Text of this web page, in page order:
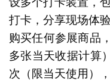
打卡，分享现场体
购买任何参展商品
多张当天收据计算
次（限当天使用）